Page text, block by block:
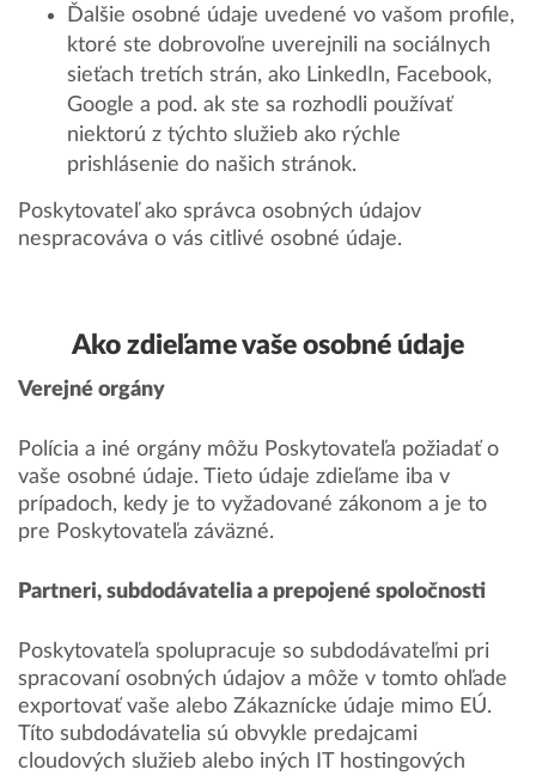
Ďalšie osobné údaje uvedené vo vašom profile,
ktoré ste dobrovoľne uverejnili na sociálnych
sieťach tretích strán, ako LinkedIn, Facebook,
Google a pod. ak ste sa rozhodli používať
niektorú z týchto služieb ako rýchle
prishlásenie do našich stránok.
Poskytovateľ ako správca osobných údajov
nespracováva o vás citlivé osobné údaje.
Ako zdieľame vaše osobné údaje
Verejné orgány
Polícia a iné orgány môžu Poskytovateľa požiadať o
vaše osobné údaje. Tieto údaje zdieľame iba v
prípadoch, kedy je to vyžadované zákonom a je to
pre Poskytovateľa záväzné.
Partneri, subdodávatelia a prepojené spoločnosti
Poskytovateľa spolupracuje so subdodávateľmi pri
spracovaní osobných údajov a môže v tomto ohľade
exportovať vaše alebo Zákaznícke údaje mimo EÚ.
Títo subdodávatelia sú obvykle predajcami
cloudových služieb alebo iných IT hostingových